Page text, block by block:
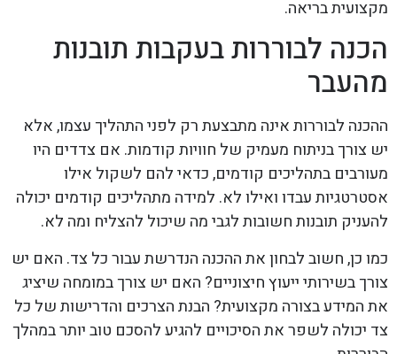
מקצועית בריאה.
הכנה לבוררות בעקבות תובנות
מהעבר
ההכנה לבוררות אינה מתבצעת רק לפני התהליך עצמו, אלא
יש צורך בניתוח מעמיק של חוויות קודמות. אם צדדים היו
מעורבים בתהליכים קודמים, כדאי להם לשקול אילו
אסטרטגיות עבדו ואילו לא. למידה מתהליכים קודמים יכולה
להעניק תובנות חשובות לגבי מה שיכול להצליח ומה לא.
כמו כן, חשוב לבחון את ההכנה הנדרשת עבור כל צד. האם יש
צורך בשירותי ייעוץ חיצוניים? האם יש צורך במומחה שיציג
את המידע בצורה מקצועית? הבנת הצרכים והדרישות של כל
צד יכולה לשפר את הסיכויים להגיע להסכם טוב יותר במהלך